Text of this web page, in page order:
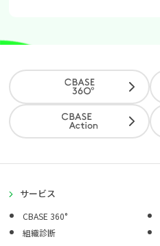
サービス
CBASE 360°
組織診断